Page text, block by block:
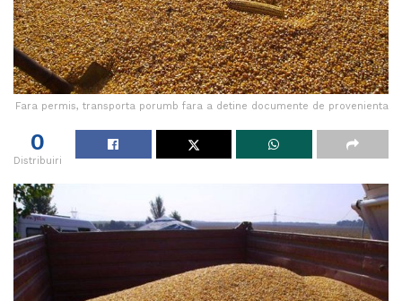
Fara permis, transporta porumb fara a detine documente de provenienta
0
Distribuiri